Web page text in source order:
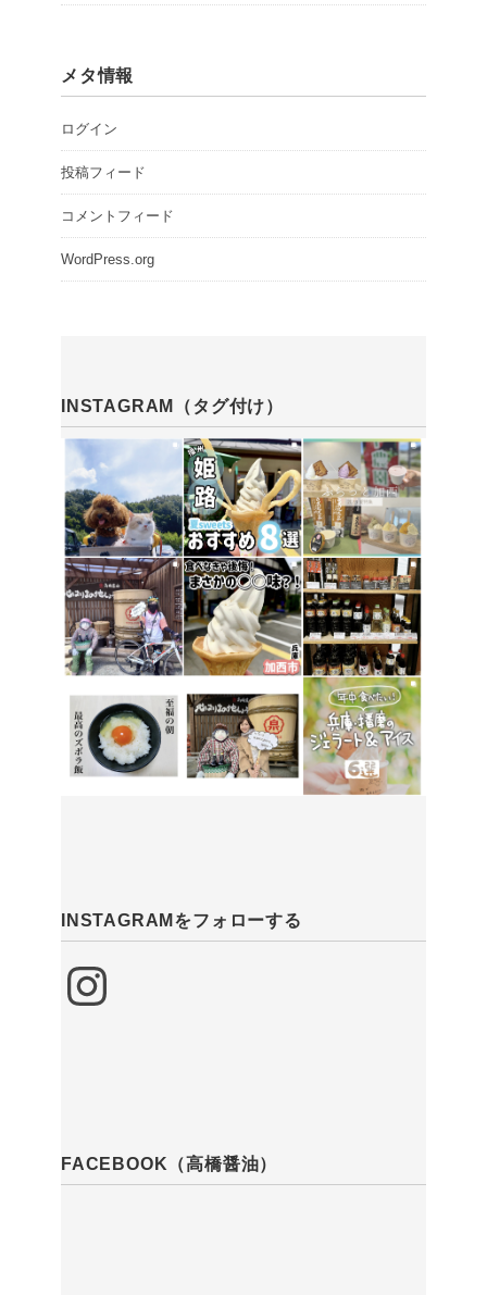
メタ情報
ログイン
投稿フィード
コメントフィード
WordPress.org
INSTAGRAM（タグ付け）
INSTAGRAMをフォローする
Instagram
FACEBOOK（高橋醤油）